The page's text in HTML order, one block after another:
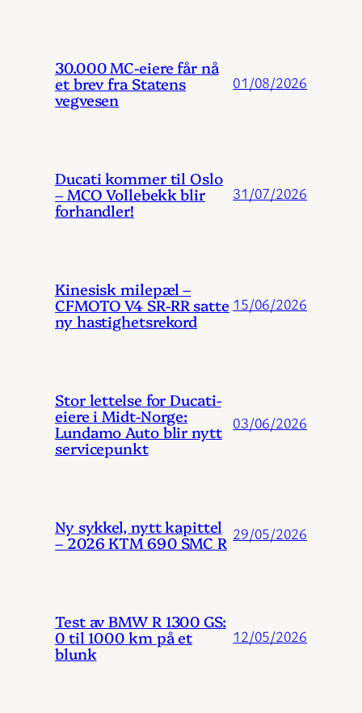
30.000 MC-eiere får nå
et brev fra Statens
vegvesen
01/08/2026
Ducati kommer til Oslo
– MCO Vollebekk blir
forhandler!
31/07/2026
Kinesisk milepæl –
CFMOTO V4 SR-RR satte
ny hastighetsrekord
15/06/2026
Stor lettelse for Ducati-
eiere i Midt-Norge:
Lundamo Auto blir nytt
servicepunkt
03/06/2026
Ny sykkel, nytt kapittel
– 2026 KTM 690 SMC R 29/05/2026
Test av BMW R 1300 GS:
0 til 1000 km på et
blunk
12/05/2026